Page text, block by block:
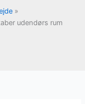
udendørs rum